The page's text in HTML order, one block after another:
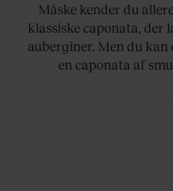
Måske kender du
klassiske caponata, der
auberginer. Men du kan
en caponata af